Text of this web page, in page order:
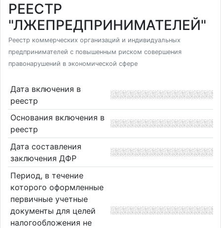
РЕЕСТР
"ЛЖЕПРЕДПРИНИМАТЕЛЕЙ"
Реестр коммерческих организаций и индивидуальных
предпринимателей с повышенным риском совершения
правонарушений в экономической сфере
Дата включения в
реестр
Основания включения в
реестр
Дата составления
заключения ДФР
Период, в течение
которого оформленные
первичные учетные
документы для целей
налогообложения не